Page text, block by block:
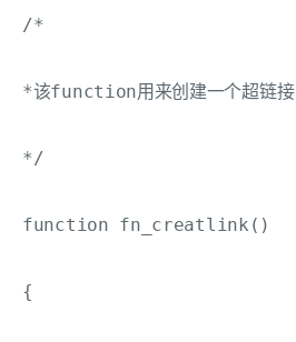
/*
*该function用来创建一个超链接
*/
function fn_creatlink()
{